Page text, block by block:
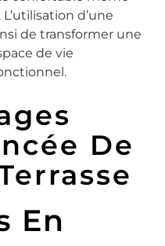
d’une
de transformer une
de vie
De
En